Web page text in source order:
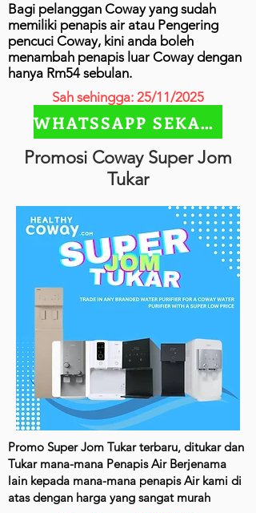
Bagi pelanggan Coway yang sudah
memiliki penapis air atau Pengering
pencuci Coway, kini anda boleh
menambah penapis luar Coway dengan
hanya Rm54 sebulan.
Sah sehingga: 25/11/2025
WHATSSAPP SEKARANG
Promosi Coway Super Jom
Tukar
Promo Super Jom Tukar terbaru, ditukar dan
Tukar mana-mana Penapis Air Berjenama
lain kepada mana-mana penapis Air kami di
atas dengan harga yang sangat murah